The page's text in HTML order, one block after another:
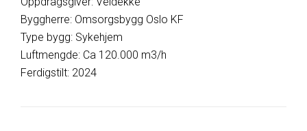
Byggherre: Omsorgsbygg Oslo KF
Type bygg: Sykehjem
Luftmengde: Ca 120.000 m3/h
Ferdigstilt: 2024